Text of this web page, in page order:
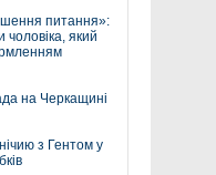
питання»:
який
на Черкащині
з Гентом у